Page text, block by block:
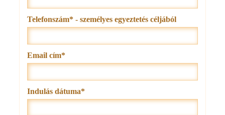
Telefonszám* - személyes egyeztetés céljából
Email cím*
Indulás dátuma*